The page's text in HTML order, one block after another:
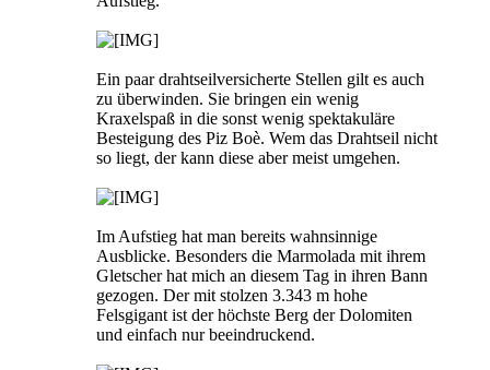
Ein paar drahtseilversicherte Stellen gilt es auch
zu überwinden. Sie bringen ein wenig
Kraxelspaß in die sonst wenig spektakuläre
Besteigung des Piz Boè. Wem das Drahtseil nicht
so liegt, der kann diese aber meist umgehen.
Im Aufstieg hat man bereits wahnsinnige
Ausblicke. Besonders die Marmolada mit ihrem
Gletscher hat mich an diesem Tag in ihren Bann
gezogen. Der mit stolzen 3.343 m hohe
Felsgigant ist der höchste Berg der Dolomiten
und einfach nur beeindruckend.